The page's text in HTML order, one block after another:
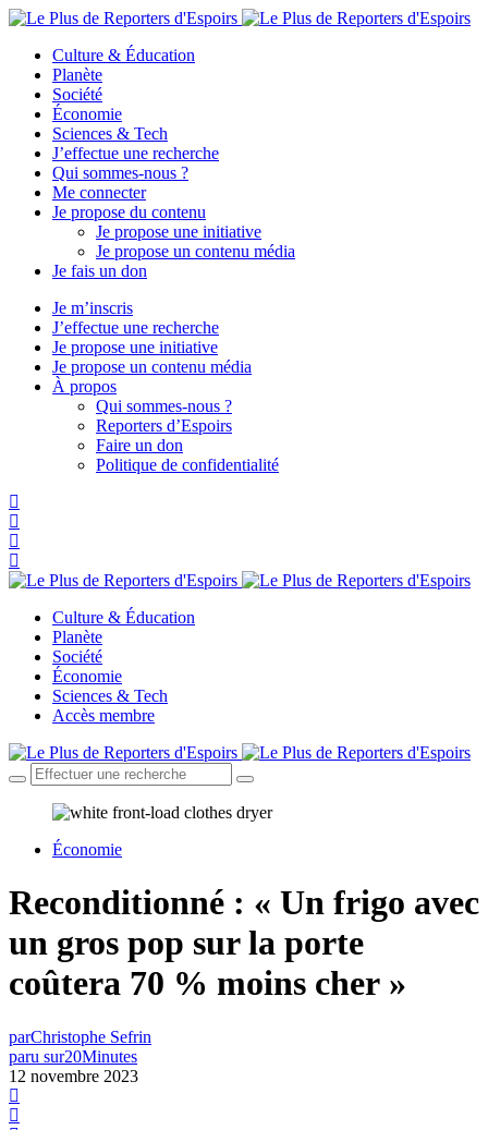
Culture & Éducation
Planète
Société
Économie
Sciences & Tech
J’effectue une recherche
Qui sommes-nous ?
Me connecter
Je propose du contenu
Je propose une initiative
Je propose un contenu média
Je fais un don
Je m’inscris
J’effectue une recherche
Je propose une initiative
Je propose un contenu média
À propos
Qui sommes-nous ?
Reporters d’Espoirs
Faire un don
Politique de confidentialité
Culture & Éducation
Planète
Société
Économie
Sciences & Tech
Accès membre
Économie
Reconditionné : « Un frigo avec
un gros pop sur la porte
coûtera 70 % moins cher »
parChristophe Sefrin
paru sur20Minutes
12 novembre 2023